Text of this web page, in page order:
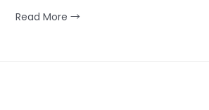
Read More →